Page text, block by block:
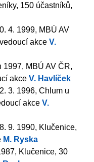
150 účastníků,
4. 1999, MBÚ AV
akce V.
1997, MBÚ AV ČR,
akce V. Havlíček
3. 1996, Chlum u
akce V.
9. 1990, Klučenice,
M. Ryska
Klučenice, 30